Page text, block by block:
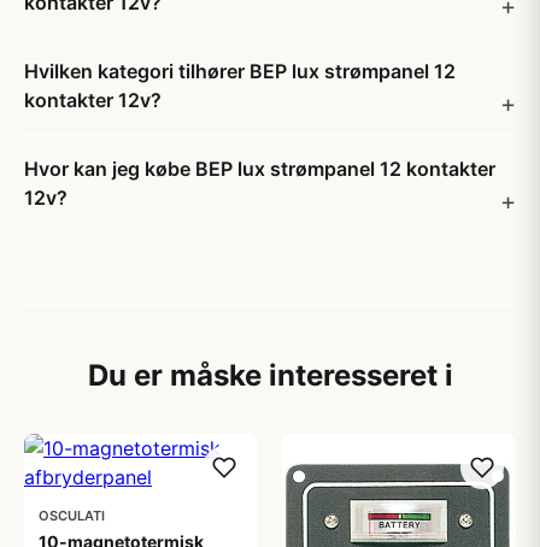
Hvilken kategori tilhører BEP lux strømpanel 12
kontakter 12v?
Hvor kan jeg købe BEP lux strømpanel 12 kontakter
12v?
Du er måske interesseret i
OSCULATI
10-magnetotermisk